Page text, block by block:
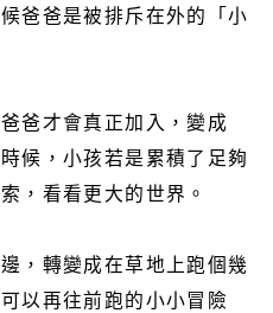
爸爸是被排斥在外的「小
爸才會真正加入，變成
候，小孩若是累積了足夠
，看看更大的世界。
，轉變成在草地上跑個幾
以再往前跑的小小冒險